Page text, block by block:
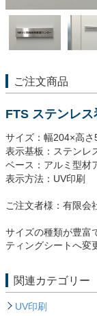
ご注文商品
FTS ステンレス
サイズ：幅204×高
表示基板：ステンレ
ベース：アルミ型材
表示方法：UV印刷
ご注文者様：有限会
サイズの種類が豊富
ティングシートへ変
関連カテゴリー
UV印刷